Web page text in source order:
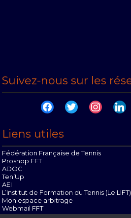
Suivez-nous sur les
facebooktwitter instagram
Liens utiles
Fédération Française de Tennis
Proshop FFT
ADOC
Ten’Up
AEI
L’Institut de Formation du Tennis (Le LIFT)
Mon espace arbitrage
Webmail FFT